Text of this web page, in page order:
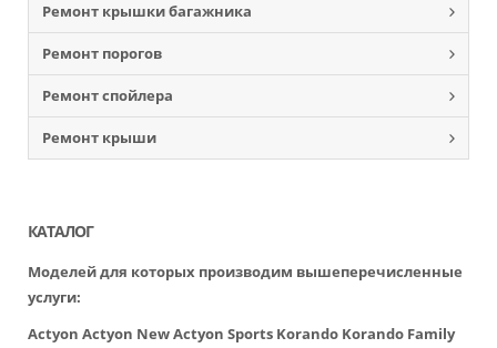
Ремонт крышки багажника
Ремонт порогов
Ремонт спойлера
Ремонт крыши
КАТАЛОГ
Моделей для которых производим вышеперечисленные
услуги:
Actyon Actyon NewActyon Sports Korando Korando Family